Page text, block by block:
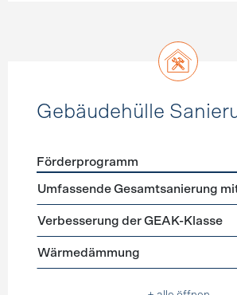
Gebäudehülle
Förderprogramme Gebäudehülle
Förderprogramm
Umfassende Gesamtsanierung
Verbesserung der GEAK-Klasse
Wärmedämmung